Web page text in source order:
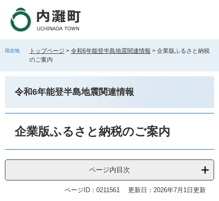
す
し
文
現在地 トップページ > 令和6年能登半島地震関連情報 > 企業版ふるさと納税
のご案内
令和6年能登半島地震関連情報
企業版ふるさと納税のご案内
ページ内目次
ページID：0211561 更新日：2026年7月1日更新